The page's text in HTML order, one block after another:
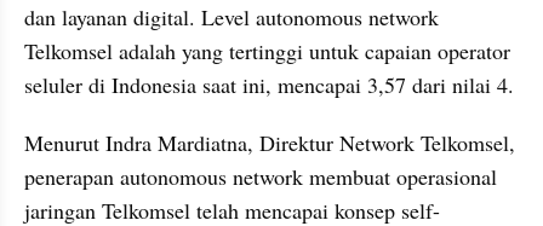
dan layanan digital. Level autonomous network
Telkomsel adalah yang tertinggi untuk capaian operator
seluler di Indonesia saat ini, mencapai 3,57 dari nilai 4.
Menurut Indra Mardiatna, Direktur Network Telkomsel,
penerapan autonomous network membuat operasional
jaringan Telkomsel telah mencapai konsep self-